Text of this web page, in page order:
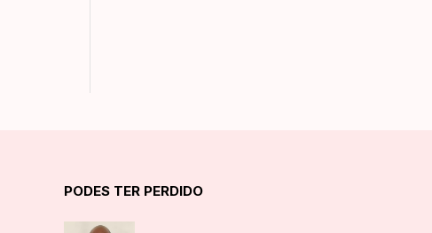
PODES TER PERDIDO